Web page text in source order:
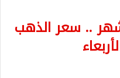
.. سعر الذهب